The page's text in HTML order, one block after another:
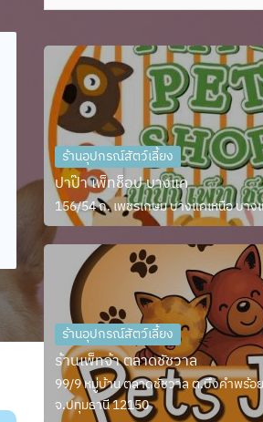
ร้านอุปกรณ์สัตว์เลี้ยง
ปาป๊า เพ็ทช็อป บางแค
156/54 ถ. เพชรเกษม บางแคเหนือ บา
ร้านอุปกรณ์สัตว์เลี้ยง
ร้านเพ็ทจ้า ตลาดชัชวาล
99/9 หมู่บ้าน ตลาดชัชวาล ต.บึงคำพร้อ
จ.ปทุมธานี 12150